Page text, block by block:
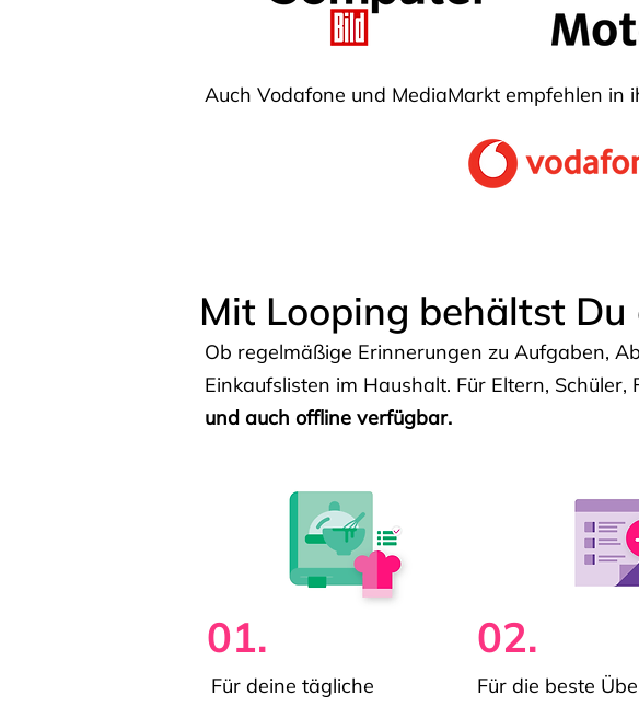
Auch Vodafone und MediaMarkt empfehlen in
Mit Looping behältst
Ob regelmäßige Erinnerungen zu Aufgaben,
Einkaufslisten im Haushalt. Für Eltern,
und auch offline verfügbar.
01.
Für deine tägliche
02.
Für die beste